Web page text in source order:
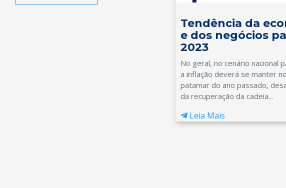
Tendência da
e dos negócios
2023
No geral, no cenário nacional
a inflação deverá se manter
patamar do ano passado,
da recuperação da cadeia...
Leia Mais